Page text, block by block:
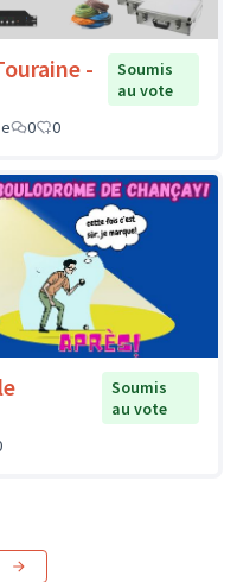
-
Soumis
au vote
0 0
Soumis
au vote